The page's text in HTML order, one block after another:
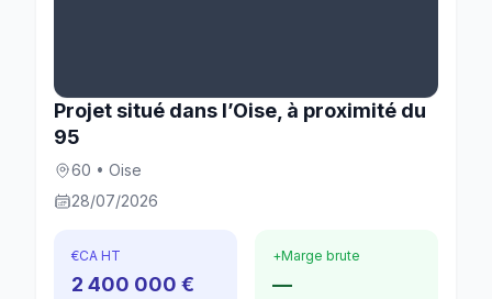
Projet situé dans l’Oise, à proximité du
95
60 • Oise
28/07/2026
€CA HT
2 400 000 €
+Marge brute
—